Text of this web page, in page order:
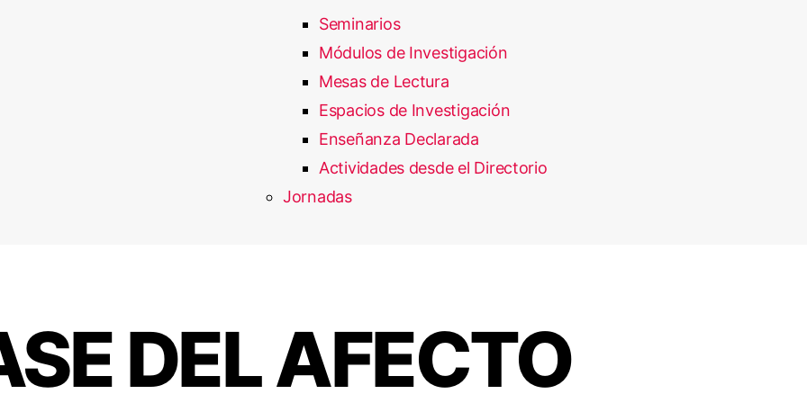
Seminarios
Módulos de Investigación
Mesas de Lectura
Espacios de Investigación
Enseñanza Declarada
Actividades desde el Directorio
Jornadas
DEL AFECTO